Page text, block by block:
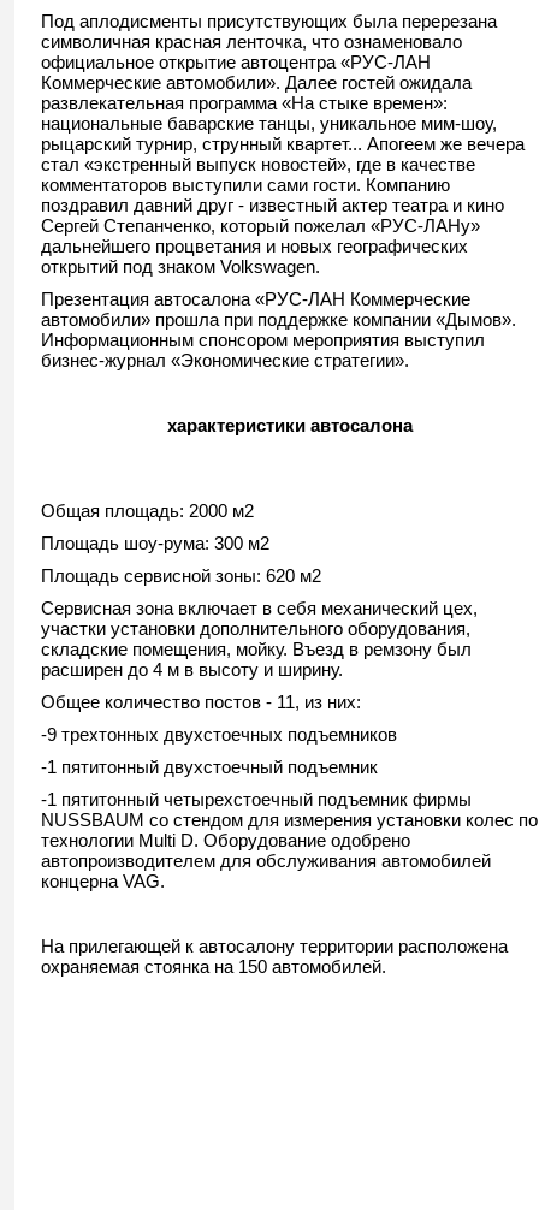
Под аплодисменты присутствующих была перерезана
символичная красная ленточка, что ознаменовало
официальное открытие автоцентра «РУС-ЛАН
Коммерческие автомобили». Далее гостей ожидала
развлекательная программа «На стыке времен»:
национальные баварские танцы, уникальное мим-шоу,
рыцарский турнир, струнный квартет... Апогеем же вечера
стал «экстренный выпуск новостей», где в качестве
комментаторов выступили сами гости. Компанию
поздравил давний друг - известный актер театра и кино
Сергей Степанченко, который пожелал «РУС-ЛАНу»
дальнейшего процветания и новых географических
открытий под знаком Volkswagen.
Презентация автосалона «РУС-ЛАН Коммерческие
автомобили» прошла при поддержке компании «Дымов».
Информационным спонсором мероприятия выступил
бизнес-журнал «Экономические стратегии».
характеристики автосалона
Общая площадь: 2000 м2
Площадь шоу-рума: 300 м2
Площадь сервисной зоны: 620 м2
Сервисная зона включает в себя механический цех,
участки установки дополнительного оборудования,
складские помещения, мойку. Въезд в ремзону был
расширен до 4 м в высоту и ширину.
Общее количество постов - 11, из них:
-9 трехтонных двухстоечных подъемников
-1 пятитонный двухстоечный подъемник
-1 пятитонный четырехстоечный подъемник фирмы
NUSSBAUM со стендом для измерения установки колес по
технологии Multi D. Оборудование одобрено
автопроизводителем для обслуживания автомобилей
концерна VAG.
На прилегающей к автосалону территории расположена
охраняемая стоянка на 150 автомобилей.